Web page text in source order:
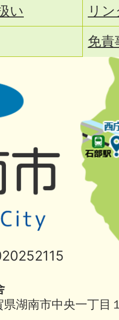
い
リ
免責
湖南市中央一丁目